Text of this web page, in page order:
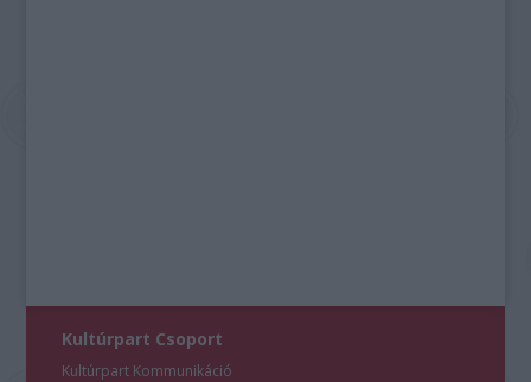
Kultúrpart Csoport
Kultúrpart Kommunikáció